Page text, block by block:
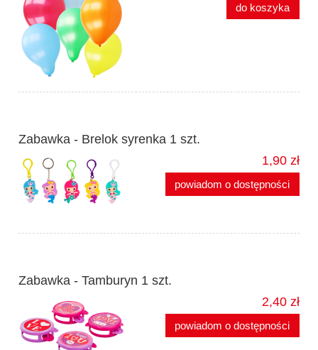
do koszyka
Zabawka - Brelok syrenka 1 szt.
1,90 zł
powiadom o dostępności
Zabawka - Tamburyn 1 szt.
2,40 zł
powiadom o dostępności